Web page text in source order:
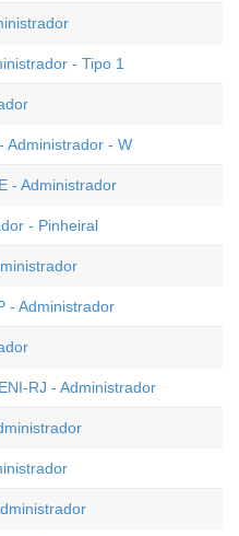
- Tipo 1
Administrador - W
- Administrador
- Pinheiral
- Administrador
RJ - Administrador